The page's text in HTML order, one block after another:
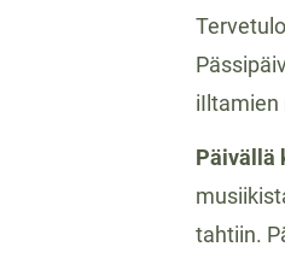
iIltamien
Päivällä
tahtiin.